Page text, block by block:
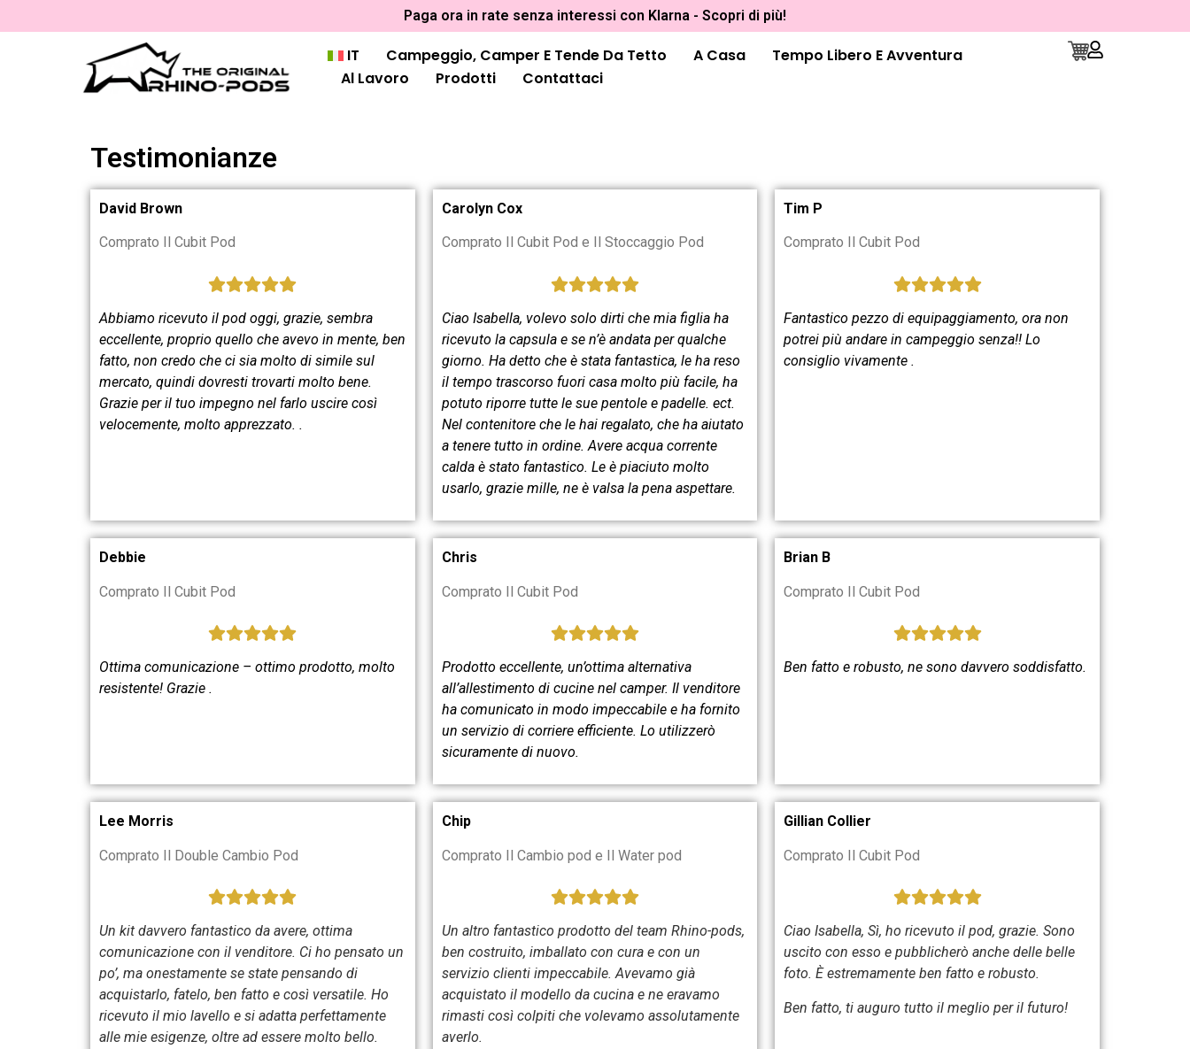
Paga ora in rate senza interessi con Klarna - Scopri di più!
IT Campeggio, Camper E Tende Da Tetto A Casa
Tempo Libero E Avventura
Al Lavoro
Prodotti Contattaci
Testimonianze
David Brown
Comprato Il Cubit Pod
Abbiamo ricevuto il pod oggi, grazie, sembra
eccellente, proprio quello che avevo in mente, ben
fatto, non credo che ci sia molto di simile sul
mercato, quindi dovresti trovarti molto bene.
Grazie per il tuo impegno nel farlo uscire così
velocemente, molto apprezzato. .
Carolyn Cox
Comprato Il Cubit Pod e Il Stoccaggio Pod
Ciao Isabella, volevo solo dirti che mia figlia ha
ricevuto la capsula e se n’è andata per qualche
giorno. Ha detto che è stata fantastica, le ha reso
il tempo trascorso fuori casa molto più facile, ha
potuto riporre tutte le sue pentole e padelle. ect.
Nel contenitore che le hai regalato, che ha aiutato
a tenere tutto in ordine. Avere acqua corrente
calda è stato fantastico. Le è piaciuto molto
usarlo, grazie mille, ne è valsa la pena aspettare.
Tim P
Comprato Il Cubit Pod
Fantastico pezzo di equipaggiamento, ora non
potrei più andare in campeggio senza!! Lo
consiglio vivamente .
Debbie
Comprato Il Cubit Pod
Ottima comunicazione – ottimo prodotto, molto
resistente! Grazie .
Chris
Comprato Il Cubit Pod
Prodotto eccellente, un’ottima alternativa
all’allestimento di cucine nel camper. Il venditore
ha comunicato in modo impeccabile e ha fornito
un servizio di corriere efficiente. Lo utilizzerò
sicuramente di nuovo.
Brian B
Comprato Il Cubit Pod
Ben fatto e robusto, ne sono davvero soddisfatto.
Lee Morris
Comprato Il Double Cambio Pod
Un kit davvero fantastico da avere, ottima
comunicazione con il venditore. Ci ho pensato un
po’, ma onestamente se state pensando di
acquistarlo, fatelo, ben fatto e così versatile. Ho
ricevuto il mio lavello e si adatta perfettamente
alle mie esigenze, oltre ad essere molto bello.
Chip
Comprato Il Cambio pod e Il Water pod
Un altro fantastico prodotto del team Rhino-pods,
ben costruito, imballato con cura e con un
servizio clienti impeccabile. Avevamo già
acquistato il modello da cucina e ne eravamo
rimasti così colpiti che volevamo assolutamente
averlo.
Gillian Collier
Comprato Il Cubit Pod
Ciao Isabella,Sì, ho ricevuto il pod, grazie. Sono
uscito con esso e pubblicherò anche delle belle
foto. È estremamente ben fatto e robusto.
Ben fatto, ti auguro tutto il meglio per il futuro!